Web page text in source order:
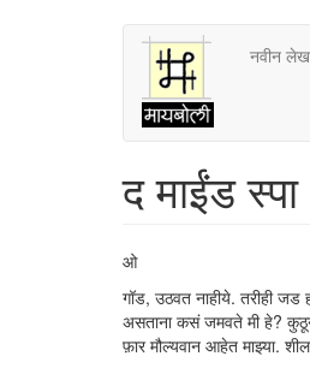
नवीन
द माईंड स्पा
ओ
गॉड, उठवत नाहीये. तरीही
असताना कसं जमवते मी हे?
फ़ार मौल्यवान आहेत माझ्या.